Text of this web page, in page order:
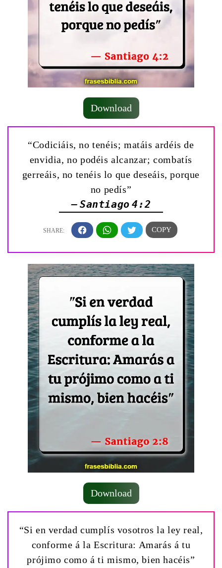
Download
“Codiciáis, no tenéis; matáis ardéis de
envidia, no podéis alcanzar; combatís
gerreáis, no tenéis lo que deseáis, porque
no pedís”
— Santiago 4:2
Download
“Si en verdad cumplís vosotros la ley real,
conforme á la Escritura: Amarás á tu
prójimo como á ti mismo, bien hacéis”